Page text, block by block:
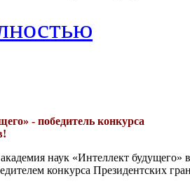
- победитель конкурса
наук «Интеллект будущего» в
конкурса Президентских